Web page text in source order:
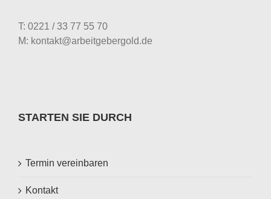
T: 0221 / 33 77 55 70
M: kontakt@arbeitgebergold.de
STARTEN SIE DURCH
Termin vereinbaren
Kontakt